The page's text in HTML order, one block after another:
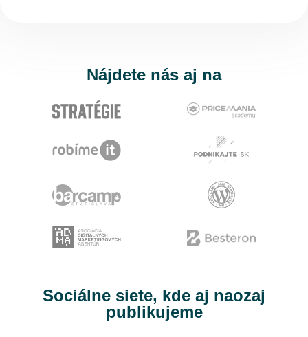
Nájdete nás aj na
Sociálne siete, kde aj naozaj
publikujeme